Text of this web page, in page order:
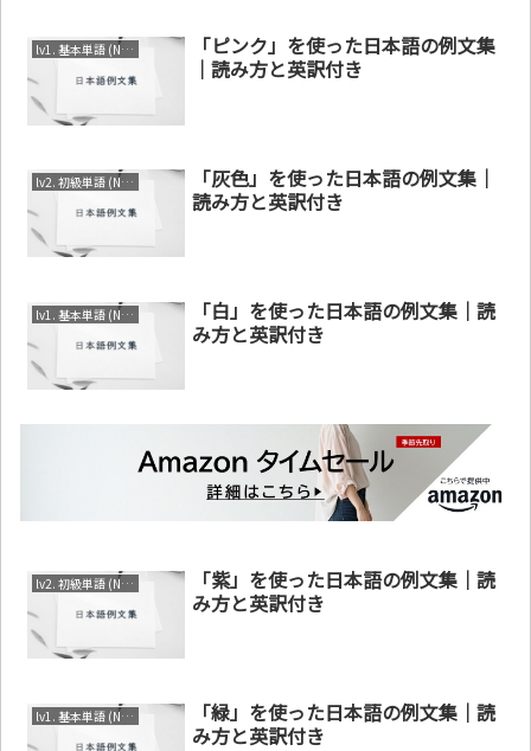
lv1. 基本単語 (N4～N5)
「ピンク」を使った日本語の例文集
｜読み方と英訳付き
lv2. 初級単語 (N3～N4)
「灰色」を使った日本語の例文集｜
読み方と英訳付き
lv1. 基本単語 (N4～N5)
「白」を使った日本語の例文集｜読
み方と英訳付き
lv2. 初級単語 (N3～N4)
「紫」を使った日本語の例文集｜読
み方と英訳付き
lv1. 基本単語 (N4～N5)
「緑」を使った日本語の例文集｜読
み方と英訳付き